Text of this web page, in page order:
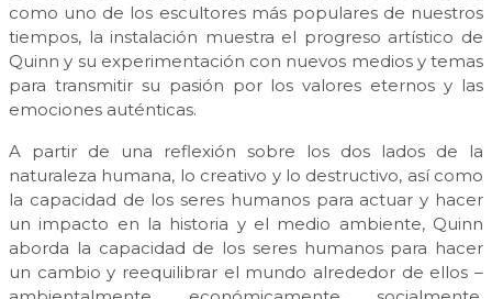
como uno de los escultores más populares de nuestros
tiempos, la instalación muestra el progreso artístico de
Quinn y su experimentación con nuevos medios y temas
para transmitir su pasión por los valores eternos y las
emociones auténticas.
A partir de una reflexión sobre los dos lados de la
naturaleza humana, lo creativo y lo destructivo, así como
la capacidad de los seres humanos para actuar y hacer
un impacto en la historia y el medio ambiente, Quinn
aborda la capacidad de los seres humanos para hacer
un cambio y reequilibrar el mundo alrededor de ellos –